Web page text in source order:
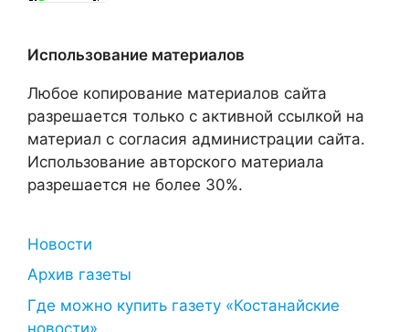
Использование материалов
Любое копирование материалов сайта
разрешается только с активной ссылкой на
материал с согласия администрации сайта.
Использование авторского материала
разрешается не более 30%.
Новости
Архив газеты
Где можно купить газету «Костанайские
новости»